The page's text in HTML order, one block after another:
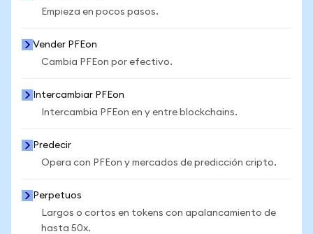
Empieza en pocos pasos.
Vender PFEon
Cambia PFEon por efectivo.
Intercambiar PFEon
Intercambia PFEon en y entre blockchains.
Predecir
Opera con PFEon y mercados de predicción cripto.
Perpetuos
Largos o cortos en tokens con apalancamiento de
hasta 50x.